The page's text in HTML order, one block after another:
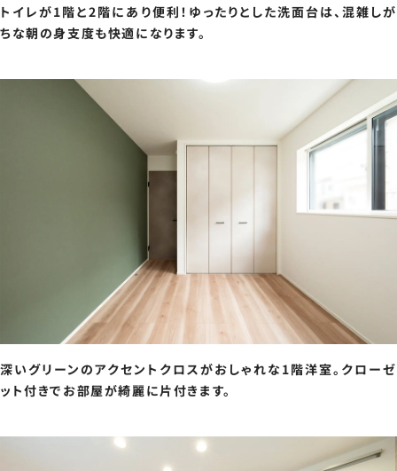
トイレが1階と2階にあり便利！ゆったりとした洗面台は、混雑しが
ちな朝の身支度も快適になります。
深いグリーンのアクセントクロスがおしゃれな1階洋室。クローゼ
ット付きでお部屋が綺麗に片付きます。